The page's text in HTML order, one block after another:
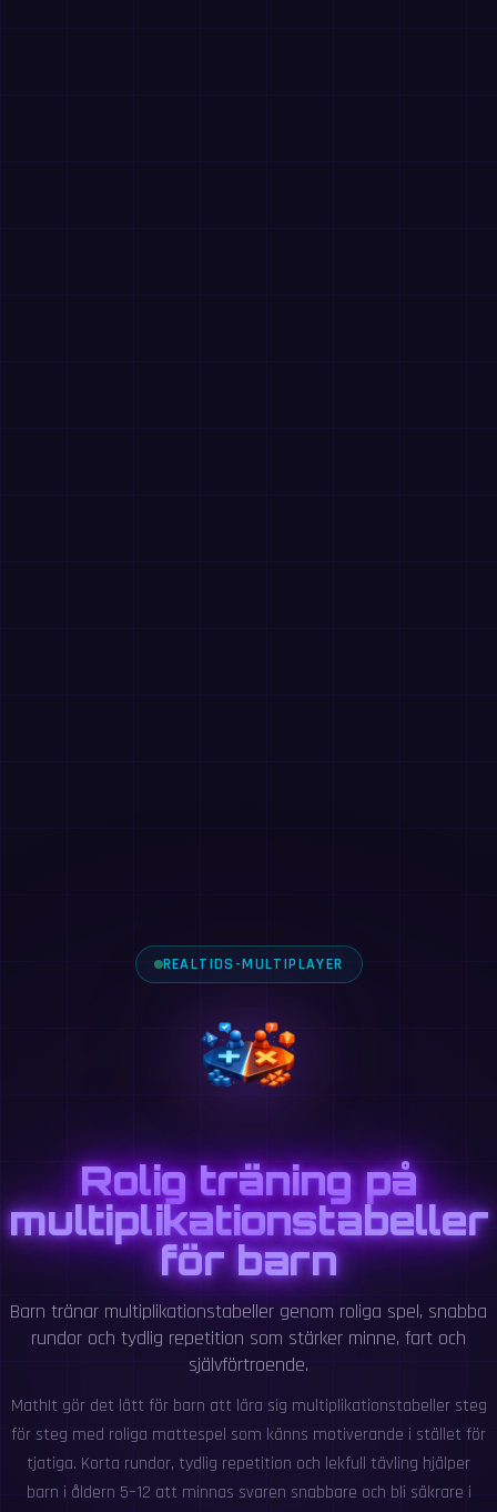
REALTIDS-MULTIPLAYER
Rolig träning på
multiplikationstabeller
för barn
Barn tränar multiplikationstabeller genom roliga spel, snabba
rundor och tydlig repetition som stärker minne, fart och
självförtroende.
MathIt gör det lätt för barn att lära sig multiplikationstabeller steg
för steg med roliga mattespel som känns motiverande i stället för
tjatiga. Korta rundor, tydlig repetition och lekfull tävling hjälper
barn i åldern 5–12 att minnas svaren snabbare och bli säkrare i